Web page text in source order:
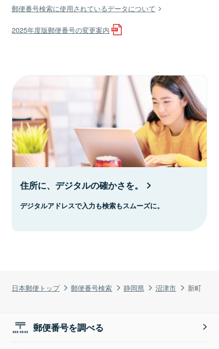
日本郵便トップ 郵便番号検索 静岡県 沼津市 新町
郵便番号検索に使用されているデータについて
2025年度版郵便番号の変更案内
住所に、デジタルの確かさを。
デジタルアドレスで入力も検索もスムーズに。
郵便番号を調べる